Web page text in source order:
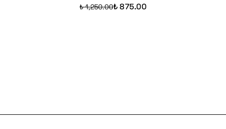
₺ 1,250.00₺ 875.00